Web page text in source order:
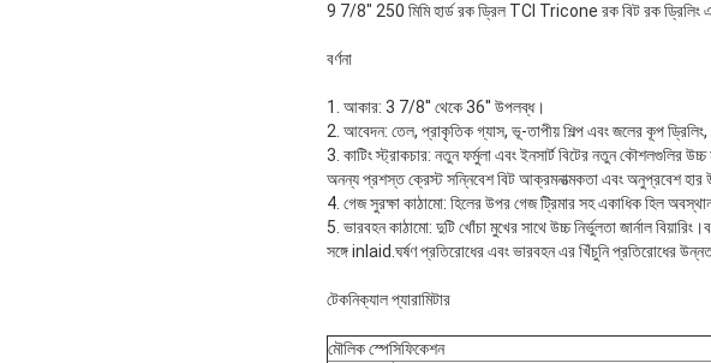
9 7/8" 250 মিমি হার্ড রক ড্রিল TCI Tricone রক বিট রক ড্রিলিং
বর্ণনা
1. আকার: 3 7/8'' থেকে 36'' উপলব্ধ।
2. আবেদন: তেল, প্রাকৃতিক গ্যাস, ভূ-তাপীয় শিল্প এবং জলের কূপ
3. কাটিং স্ট্রাকচার: নতুন ফর্মুলা এবং ইনসার্ট বিটের নতুন কৌশলগুলির উচ্চ
অনন্য প্রশস্ত ক্রেস্ট সন্নিবেশ বিট আক্রমনাত্মকতা এবং অনুপ্রবেশ হার
4. গেজ সুরক্ষা কাঠামো: হিলের উপর গেজ ট্রিমার সহ একাধিক হিল অবস্থান,
5. ভারবহন কাঠামো: দুটি খোঁচা মুখের সাথে উচ্চ নির্ভুলতা জার্নাল
সঙ্গে inlaid.ঘর্ষণ প্রতিরোধের এবং ভারবহন এর খিঁচুনি প্রতিরোধের
টেকনিক্যাল প্যারামিটার
মৌলিক স্পেসিফিকেশন